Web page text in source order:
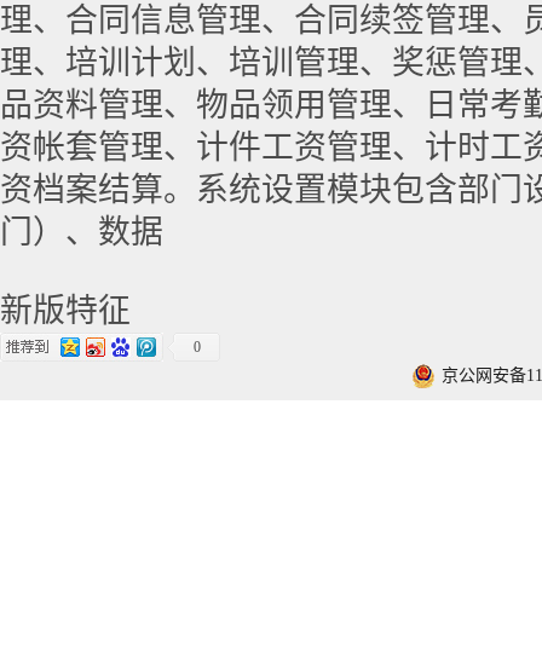
理、合同信息管理、合同续签管理、
理、培训计划、培训管理、奖惩管理
品资料管理、物品领用管理、日常考
资帐套管理、计件工资管理、计时工
资档案结算。系统设置模块包含部门
门）、数据
新版特征
0
京公网安备